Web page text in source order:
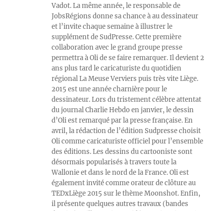
Vadot. La même année, le responsable de
JobsRégions donne sa chance à au dessinateur
et l’invite chaque semaine à illustrer le
supplément de SudPresse. Cette première
collaboration avec le grand groupe presse
permettra à Oli de se faire remarquer. Il devient 2
ans plus tard le caricaturiste du quotidien
régional La Meuse Verviers puis très vite Liège.
2015 est une année charnière pour le
dessinateur. Lors du tristement célèbre attentat
du journal Charlie Hebdo en janvier, le dessin
d’Oli est remarqué par la presse française. En
avril, la rédaction de l’édition Sudpresse choisit
Oli comme caricaturiste officiel pour l’ensemble
des éditions. Les dessins du cartooniste sont
désormais popularisés à travers toute la
Wallonie et dans le nord de la France. Oli est
également invité comme orateur de clôture au
TEDxLiège 2015 sur le thème Moonshot. Enfin,
il présente quelques autres travaux (bandes